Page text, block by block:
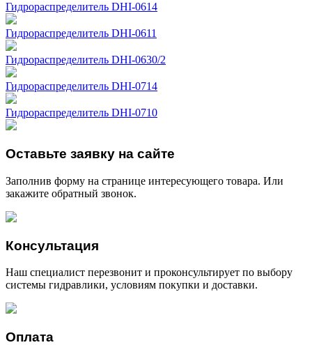
Гидрораспределитель DHI-0614
Гидрораспределитель DHI-0611
Гидрораспределитель DHI-0630/2
Гидрораспределитель DHI-0714
Гидрораспределитель DHI-0710
Оставьте заявку на сайте
Заполнив форму на странице интересующего товара. Или
закажите обратный звонок.
Консультация
Наш специалист перезвонит и проконсультирует по выбору
системы гидравлики, условиям покупки и доставки.
Оплата